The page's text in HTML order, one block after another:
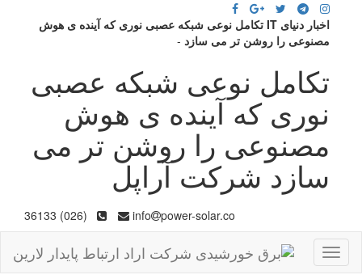
اخبار دنیای IT تکامل نوعی شبکه عصبی نوری که آینده ی هوش
مصنوعی را روشن تر می سازد -
تکامل نوعی شبکه عصبی
نوری که آینده ی هوش
مصنوعی را روشن تر می
سازد شرکت آراپل
info power-solar.co
(026) 36133
Toggle
navigation